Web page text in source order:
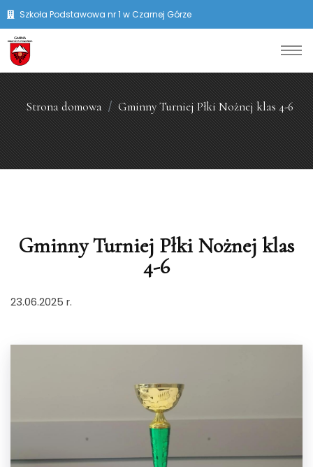
Szkoła Podstawowa nr 1 w Czarnej Górze
Strona domowa Gminny Turniej Płki Nożnej klas 4-6
Gminny Turniej Płki Nożnej klas
4-6
23.06.2025 r.